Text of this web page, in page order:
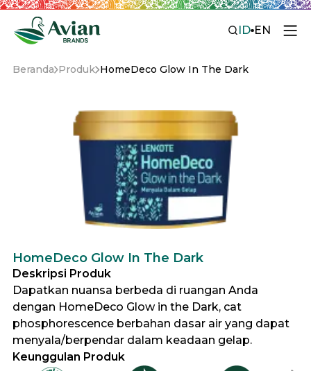
ID EN
Beranda Produk HomeDeco Glow In The Dark
HomeDeco Glow In The Dark
Deskripsi Produk
Dapatkan nuansa berbeda di ruangan Anda
dengan HomeDeco Glow in the Dark, cat
phosphorescence berbahan dasar air yang dapat
menyala/berpendar dalam keadaan gelap.
Keunggulan Produk